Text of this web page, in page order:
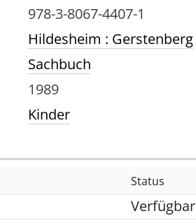
978-3-8067-4407-1
Hildesheim : Gerstenberg
Sachbuch
1989
Kinder
Status
Verfügbar